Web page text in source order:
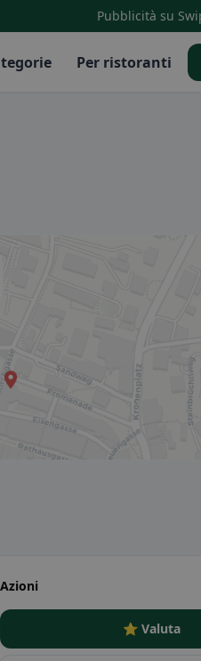
Pubblicità su
Per ristoranti
Azioni
⭐ Valuta